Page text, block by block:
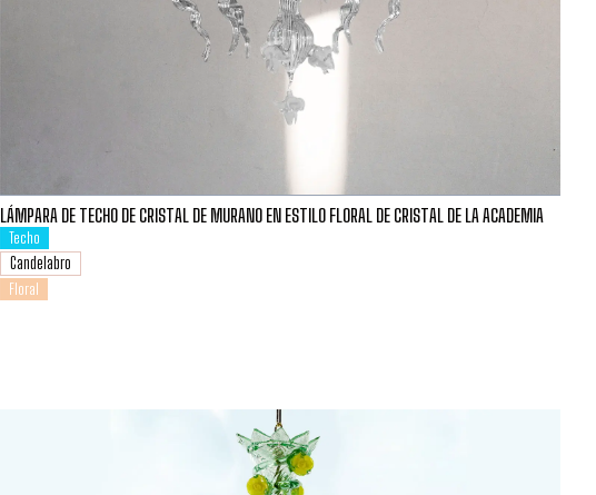
LÁMPARA DE TECHO DE CRISTAL DE MURANO EN ESTILO FLORAL DE CRISTAL DE LA ACADEMIA
Techo
Candelabro
Floral